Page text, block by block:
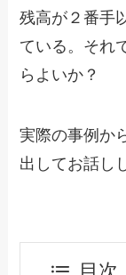
残高が２番手
ている。それ
らよいか？
実際の事例か
出してお話し